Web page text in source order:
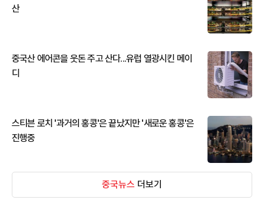
산
중국산 에어콘을 웃돈 주고 산다...유럽 열광시킨 메이
디
스티븐 로치 '과거의 홍콩'은 끝났지만 '새로운 홍콩'은
진행중
중국뉴스 더보기